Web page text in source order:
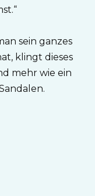
sein ganzes
klingt dieses
mehr wie ein